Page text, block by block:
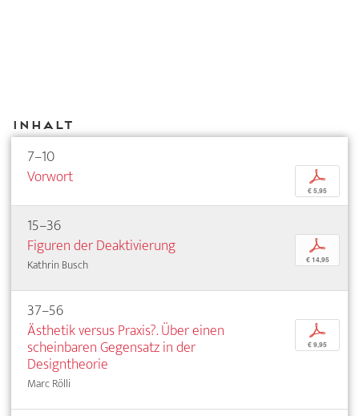
Inhalt
7–10
Vorwort
p
€ 5,95
15–36
Figuren der Deaktivierung
Kathrin Busch
p
€ 14,95
37–56
Ästhetik versus Praxis?. Über einen
scheinbaren Gegensatz in der
Designtheorie
Marc Rölli
p
€ 9,95